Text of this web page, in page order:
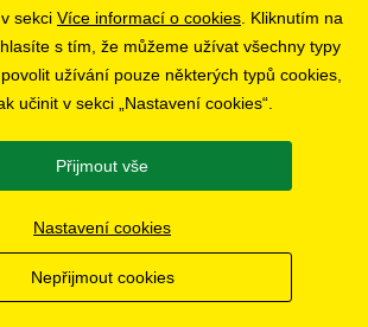
Bratislava
SLEDUJTE NÁS
sekci Více informací o cookies . Kliknutím na
s tím, že můžeme užívat všechny typy
užívání pouze některých typů cookies,
učinit v sekci „Nastavení cookies“.
Přijmout vše
Nastavení cookies
Nepřijmout cookies